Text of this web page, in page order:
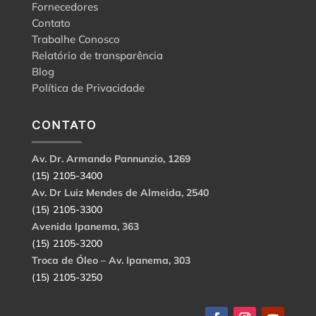
Fornecedores
Contato
Trabalhe Conosco
Relatório de transparência
Blog
Política de Privacidade
CONTATO
Av. Dr. Armando Pannunzio, 1269
(15) 2105-3400
Av. Dr Luiz Mendes de Almeida, 2540
(15) 2105-3300
Avenida Ipanema, 363
(15) 2105-3200
Troca de Óleo – Av. Ipanema, 303
(15) 2105-3250